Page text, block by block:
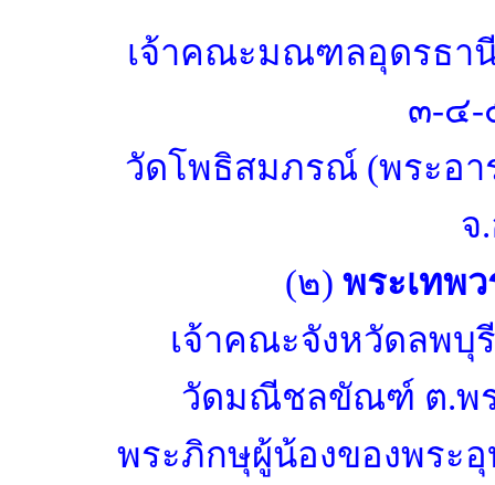
เจ้าคณะมณฑลอุดรธา
๓-๔-
วัดโพธิสมภรณ์ (พระอา
จ
(๒) พระเทพ
เจ้าคณะจังหวัดลพบุ
วัดมณีชลขัณฑ์ ต.พร
พระภิกษุผู้น้องของพระ